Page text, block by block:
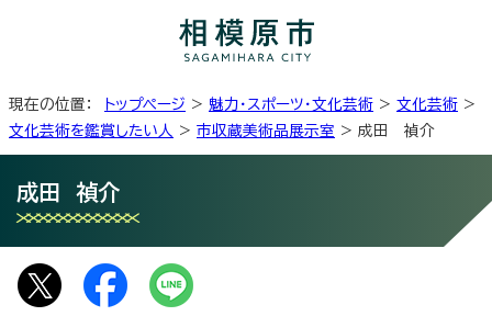
現在の位置： トップページ > 魅力・スポーツ・文化芸術 > 文化芸術 >
文化芸術を鑑賞したい人
> 市収蔵美術品展示室 > 成田 禎介
成田 禎介